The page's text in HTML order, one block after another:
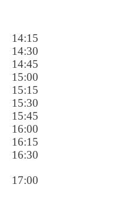
14:15
14:30
14:45
15:00
15:15
15:30
15:45
16:00
16:15
16:30
17:00